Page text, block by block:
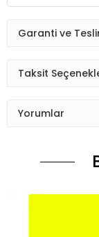
Garanti ve
Taksit
Yorumlar